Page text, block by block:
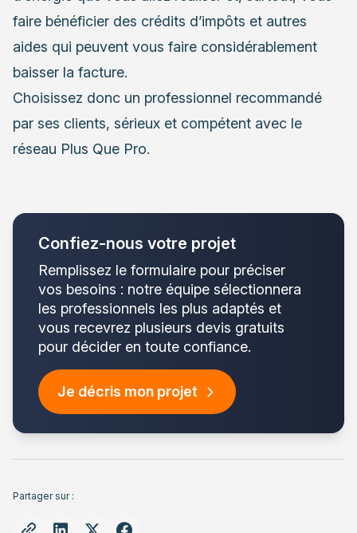
faire bénéficier des crédits d’impôts et autres
aides qui peuvent vous faire considérablement
baisser la facture.
Choisissez donc un professionnel recommandé
par ses clients, sérieux et compétent avec le
réseau Plus Que Pro.
Confiez-nous votre projet
Remplissez le formulaire pour préciser
vos besoins : notre équipe sélectionnera
les professionnels les plus adaptés et
vous recevrez plusieurs devis gratuits
pour décider en toute confiance.
Je décris mon projet
Partager sur :